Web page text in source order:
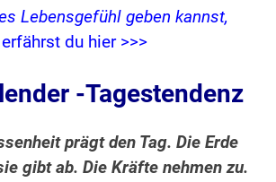
Lebensgefühl geben kannst,
erfährst du hier >>>
-Tagestendenz
prägt den Tag. Die Erde
gibt ab. Die Kräfte nehmen zu.